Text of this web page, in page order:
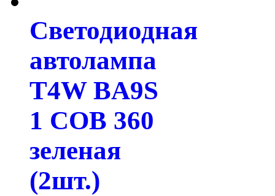
Светодиодная
автолампа
T4W BA9S
1 COB 360
зеленая
(2шт.)